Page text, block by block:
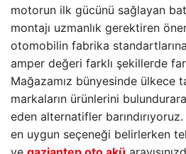
motorun ilk gücünü sağlayan
montajı uzmanlık gerektiren
otomobilin fabrika
amper değeri farklı şekillerde
Mağazamız bünyesinde ülkece
markaların ürünlerini
eden alternatifler barındırıyoruz.
en uygun seçeneği belirlerken